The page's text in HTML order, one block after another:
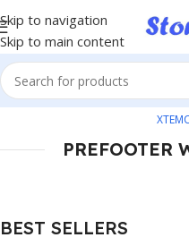
Skip to navigation
Skip to main content
KÖP NU, BETALA
PREFOOTER
BEST SELLERS